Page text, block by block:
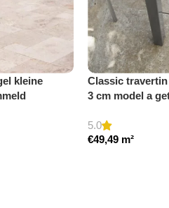
kleine
Classic
3 cm model a
5.0
€49,49 m²